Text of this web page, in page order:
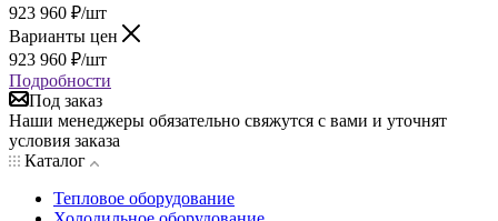
923 960 ₽/шт
Варианты цен
923 960 ₽/шт
Подробности
Под заказ
Наши менеджеры обязательно свяжутся с вами и уточнят
условия заказа
Каталог
Тепловое оборудование